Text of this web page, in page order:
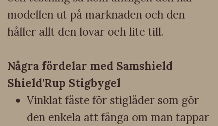
modellen ut på marknaden och den
håller allt den lovar och lite till.
Några fördelar med Samshield
Shield'Rup Stigbygel
Vinklat fäste för stigläder som gör
den enkela att fånga om man tappar